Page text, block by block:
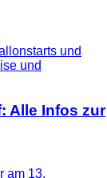
Alle Infos zur